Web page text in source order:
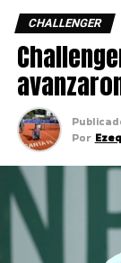
CHALLENGER
Por